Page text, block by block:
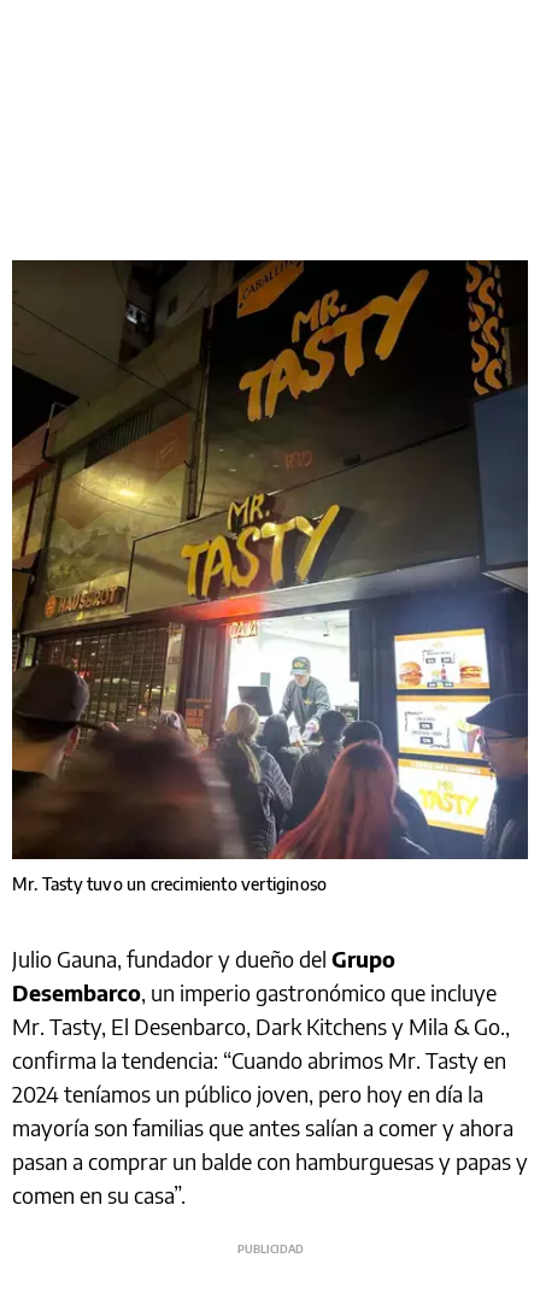
Mr. Tasty tuvo un crecimiento vertiginoso
Julio Gauna, fundador y dueño del Grupo
Desembarco, un imperio gastronómico que incluye
Mr. Tasty, El Desenbarco, Dark Kitchens y Mila & Go.,
confirma la tendencia: “Cuando abrimos Mr. Tasty en
2024 teníamos un público joven, pero hoy en día la
mayoría son familias que antes salían a comer y ahora
pasan a comprar un balde con hamburguesas y papas y
comen en su casa”.